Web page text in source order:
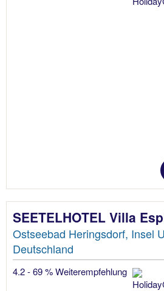
SEETELHOTEL Villa
Ostseebad Heringsdorf, Insel
Deutschland
4.2 - 69 % Weiterempfehlung